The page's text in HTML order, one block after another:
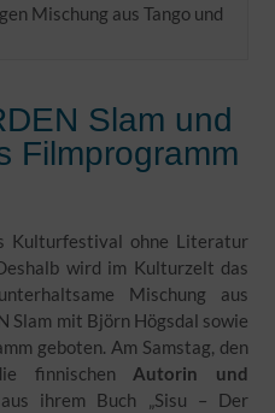
Mischung aus Tango und
Slam und
Filmprogramm
Kulturfestival ohne Literatur
wird im Kulturzelt das
Mischung aus
Slam mit Björn Högsdal sowie
geboten. Am Samstag, den
finnischen Autorin und
ihrem Buch „Sisu – Der